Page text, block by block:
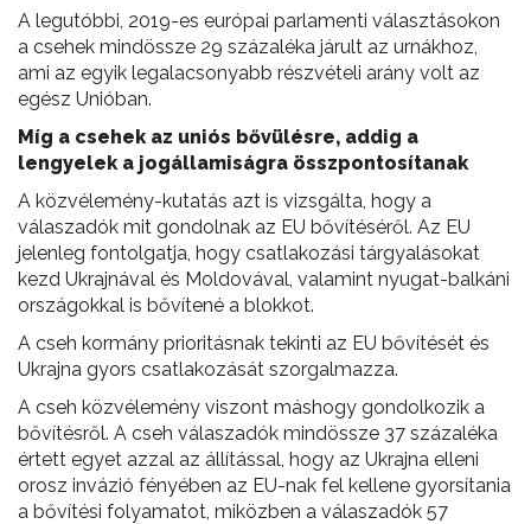
A legutóbbi, 2019-es európai parlamenti választásokon
a csehek mindössze 29 százaléka járult az urnákhoz,
ami az egyik legalacsonyabb részvételi arány volt az
egész Unióban.
Míg a csehek az uniós bővülésre, addig a
lengyelek a jogállamiságra összpontosítanak
A közvélemény-kutatás azt is vizsgálta, hogy a
válaszadók mit gondolnak az EU bővítéséről. Az EU
jelenleg fontolgatja, hogy csatlakozási tárgyalásokat
kezd Ukrajnával és Moldovával, valamint nyugat-balkáni
országokkal is bővítené a blokkot.
A cseh kormány prioritásnak tekinti az EU bővítését és
Ukrajna gyors csatlakozását szorgalmazza.
A cseh közvélemény viszont máshogy gondolkozik a
bővítésről. A cseh válaszadók mindössze 37 százaléka
értett egyet azzal az állítással, hogy az Ukrajna elleni
orosz invázió fényében az EU-nak fel kellene gyorsítania
a bővítési folyamatot, miközben a válaszadók 57